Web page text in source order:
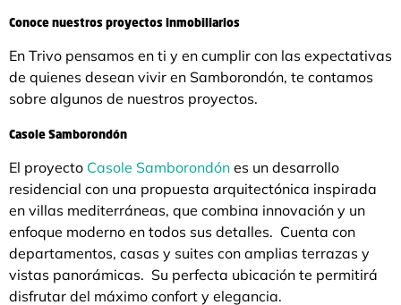
Conoce nuestros proyectos inmobiliarios
En Trivo pensamos en ti y en cumplir con las expectativas
de quienes desean vivir en Samborondón, te contamos
sobre algunos de nuestros proyectos.
Casole Samborondón
El proyecto Casole Samborondón es un desarrollo
residencial con una propuesta arquitectónica inspirada
en villas mediterráneas, que combina innovación y un
enfoque moderno en todos sus detalles. Cuenta con
departamentos, casas y suites con amplias terrazas y
vistas panorámicas. Su perfecta ubicación te permitirá
disfrutar del máximo confort y elegancia.